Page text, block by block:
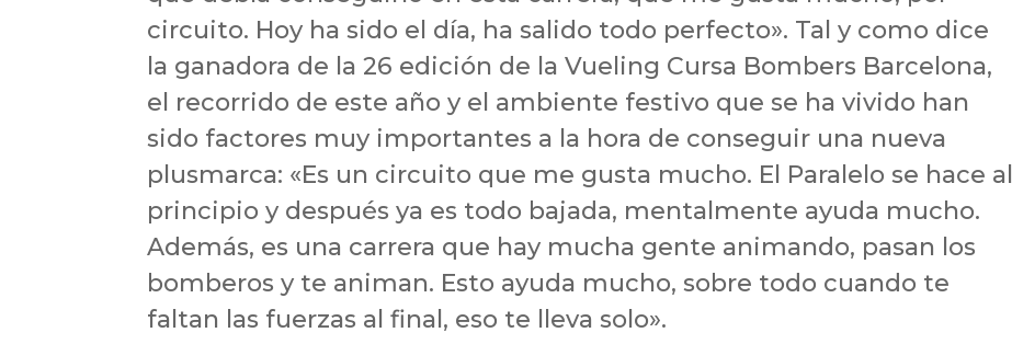
circuito. Hoy ha sido el día, ha salido todo perfecto». Tal y como dice
la ganadora de la 26 edición de la Vueling Cursa Bombers Barcelona, ​​
el recorrido de este año y el ambiente festivo que se ha vivido han
sido factores muy importantes a la hora de conseguir una nueva
plusmarca: «Es un circuito que me gusta mucho. El Paralelo se hace al
principio y después ya es todo bajada, mentalmente ayuda mucho.
Además, es una carrera que hay mucha gente animando, pasan los
bomberos y te animan. Esto ayuda mucho, sobre todo cuando te
faltan las fuerzas al final, eso te lleva solo».